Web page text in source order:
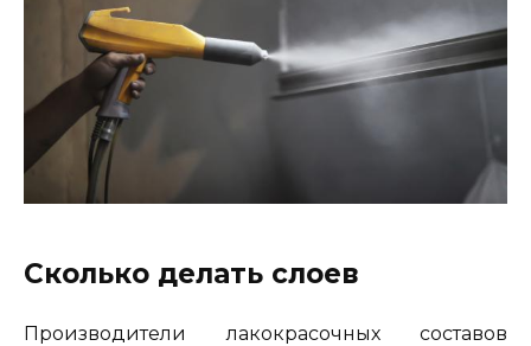
Сколько делать слоев
Производители лакокрасочных составов